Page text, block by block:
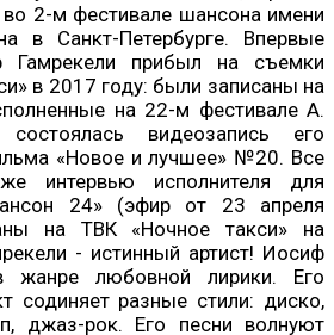
во 2-м фестивале шансона имени
в Санкт-Петербурге. Впервые
Гамрекели прибыл на съемки
в 2017 году: были записаны на
на 22-м фестивале А.
видеозапись его
«Новое и лучшее» №20. Все
интервью исполнителя для
24» (эфир от 23 апреля
на ТВК «Ночное такси» на
- истинный артист! Иосиф
жанре любовной лирики. Его
содиняет разные стили: диско,
джаз-рок. Его песни волнуют